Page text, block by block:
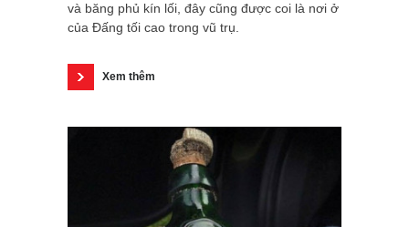
và băng phủ kín lối, đây cũng được coi là nơi ở
của Đấng tối cao trong vũ trụ.
Xem thêm